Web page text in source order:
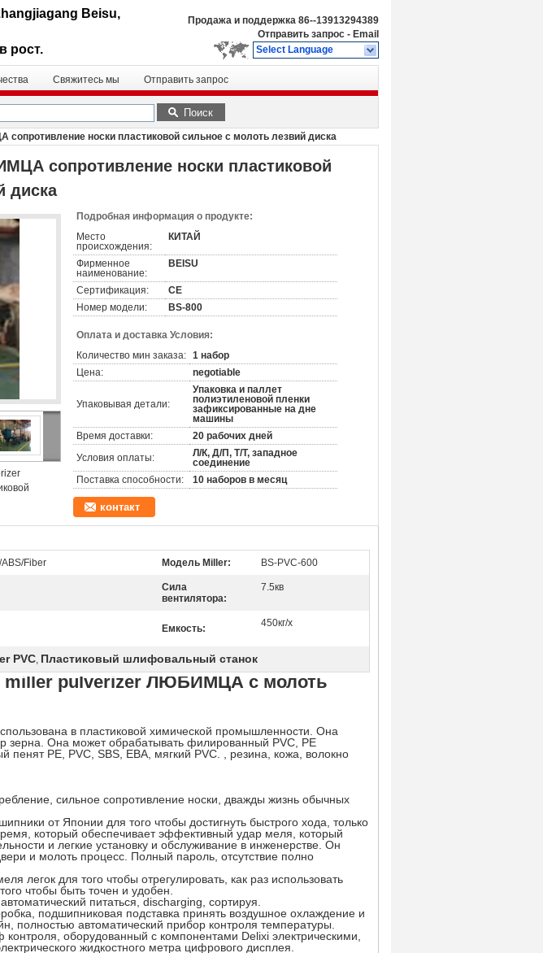
Beisu,
рост.
Продажа и поддержка 86--13913294389
Отправить запрос - Email
Select Language
Свяжитесь мы Отправить запрос
Поиск
носки пластиковой сильное с молоть лезвий диска
сопротивление носки пластиковой
диска
Подробная информация о продукте:
Место
происхождения:
КИТАЙ
Фирменное
наименование:
BEISU
Сертификация:
CE
Номер модели:
BS-800
Оплата и доставка Условия:
Количество мин заказа: 1 набор
Цена:
negotiable
Упаковывая детали:
Упаковка и паллет
полиэтиленовой пленки
зафиксированные на дне
машины
Время доставки:
20 рабочих дней
Условия оплаты:
Л/К, Д/П, Т/Т, западное
соединение
Поставка способности:
10 наборов в месяц
контакт
ABS/Fiber Модель Miller: BS-PVC-600
Сила
вентилятора:
7.5кв
Емкость: 450кг/х
PVC, Пластиковый шлифовальный станок
miller pulverizer ЛЮБИМЦА с молоть
в пластиковой химической промышленности. Она
зерна. Она может обрабатывать филированный PVC, PE
пенят PE, PVC, SBS, ЕВА, мягкий PVC. , резина, кожа, волокно
сильное сопротивление носки, дважды жизнь обычных
от Японии для того чтобы достигнуть быстрого хода, только
который обеспечивает эффективный удар меля, который
и легкие установку и обслуживание в инженерстве. Он
и молоть процесс. Полный пароль, отсутствие полно
легок для того чтобы отрегулировать, как раз использовать
чтобы быть точен и удобен.
питаться, discharging, сортируя.
подшипниковая подставка принять воздушное охлаждение и
полностью автоматический прибор контроля температуры.
оборудованный с компонентами Delixi электрическими,
жидкостного метра цифрового дисплея.